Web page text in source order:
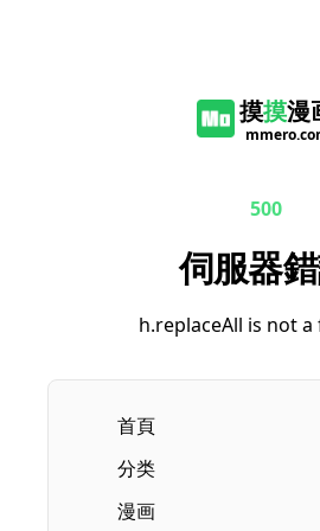
摸摸漫
500
伺服器
h.replaceAll is not
首頁
分类
漫画